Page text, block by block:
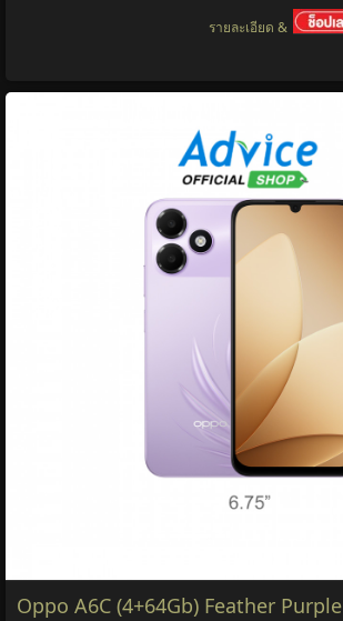
รายละเอียด &
Oppo A6C (4+64Gb) Feather Purple